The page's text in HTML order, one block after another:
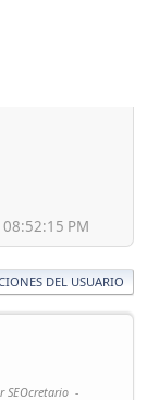
PM
DEL USUARIO
SEOcretario